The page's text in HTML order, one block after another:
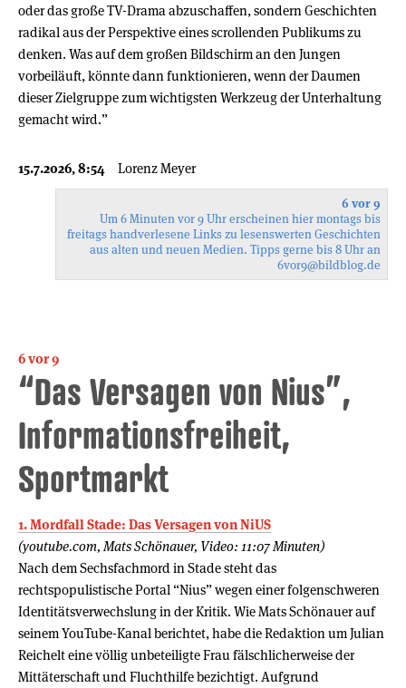
oder das große TV-Drama abzuschaffen, sondern Geschichten
radikal aus der Perspektive eines scrollenden Publikums zu
denken. Was auf dem großen Bildschirm an den Jungen
vorbeiläuft, könnte dann funktionieren, wenn der Daumen
dieser Zielgruppe zum wichtigsten Werkzeug der Unterhaltung
gemacht wird.”
15.7.2026, 8:54 Lorenz Meyer
6 vor 9
Um 6 Minuten vor 9 Uhr erscheinen hier montags bis
freitags handverlesene Links zu lesenswerten Geschichten
aus alten und neuen Medien. Tipps gerne bis 8 Uhr an
6vor9@bildblog.de
6 vor 9
“Das Versagen von Nius”,
Informationsfreiheit,
Sportmarkt
1. Mordfall Stade: Das Versagen von NiUS
(youtube.com, Mats Schönauer, Video: 11:07 Minuten)
Nach dem Sechsfachmord in Stade steht das
rechtspopulistische Portal “Nius” wegen einer folgenschweren
Identitätsverwechslung in der Kritik. Wie Mats Schönauer auf
seinem YouTube-Kanal berichtet, habe die Redaktion um Julian
Reichelt eine völlig unbeteiligte Frau fälschlicherweise der
Mittäterschaft und Fluchthilfe bezichtigt. Aufgrund